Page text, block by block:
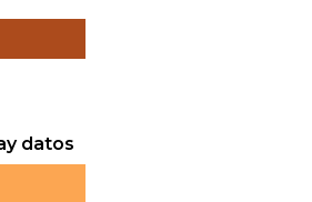
datos